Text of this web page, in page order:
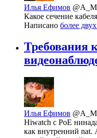
Илья Ефимов @A_M
Какое сечение
Написано более
Требования
Илья Ефимов @A_M
Hiwatch c PoE
как внутренний nat.